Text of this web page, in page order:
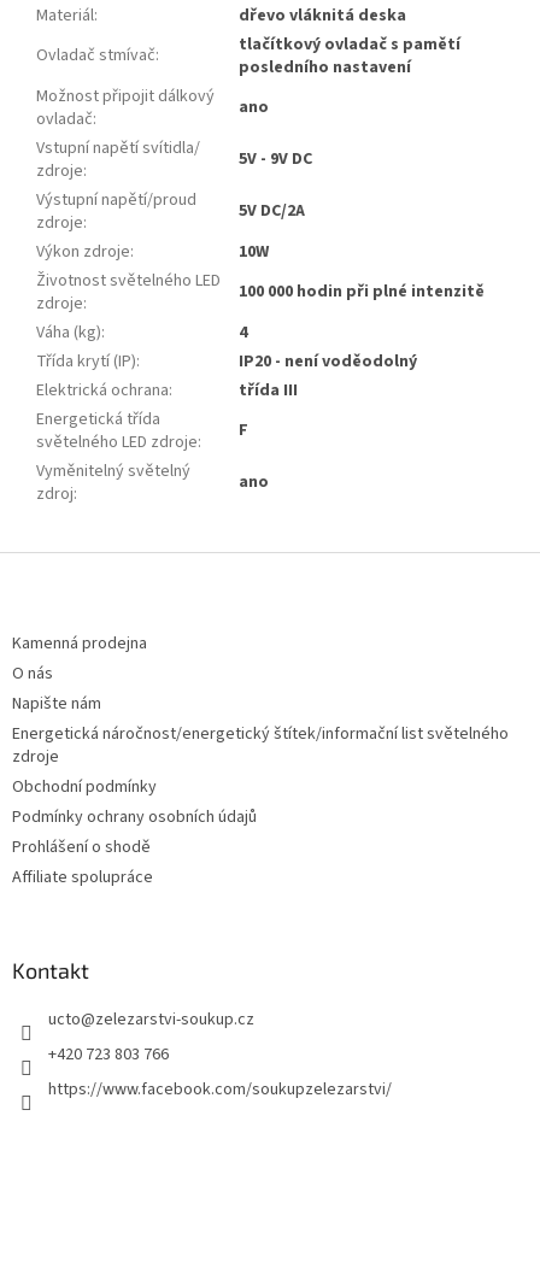
Materiál:
dřevo vláknitá deska
Ovladač stmívač:
tlačítkový ovladač s pamětí
posledního nastavení
Možnost připojit dálkový
ovladač:
ano
Vstupní napětí svítidla/
zdroje:
5V - 9V DC
Výstupní napětí/proud
zdroje:
5V DC/2A
Výkon zdroje:
10W
Životnost světelného LED
zdroje:
100 000 hodin při plné intenzitě
Váha (kg):
4
Třída krytí (IP):
IP20 - není voděodolný
Elektrická ochrana:
třída III
Energetická třída
světelného LED zdroje:
F
Vyměnitelný světelný
zdroj: ano
Kamenná prodejna
O nás
Napište nám
Energetická náročnost/energetický štítek/informační list světelného
zdroje
Obchodní podmínky
Podmínky ochrany osobních údajů
Prohlášení o shodě
Affiliate spolupráce
Kontakt
ucto@zelezarstvi-soukup.cz
+420 723 803 766
https://www.facebook.com/soukupzelezarstvi/